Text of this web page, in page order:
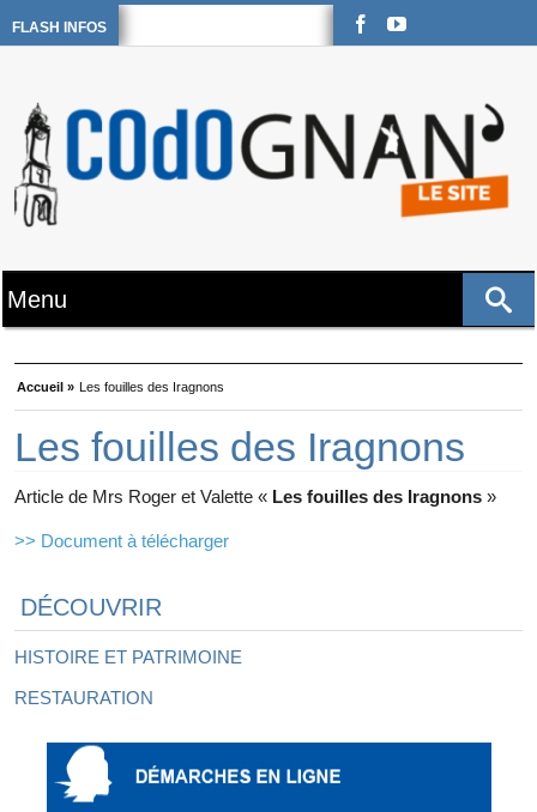
FLASH INFOS
Accueil » Les fouilles des Iragnons
Les fouilles des Iragnons
Article de Mrs Roger et Valette « Les fouilles des Iragnons »
>> Document à télécharger
DÉCOUVRIR
HISTOIRE ET PATRIMOINE
RESTAURATION